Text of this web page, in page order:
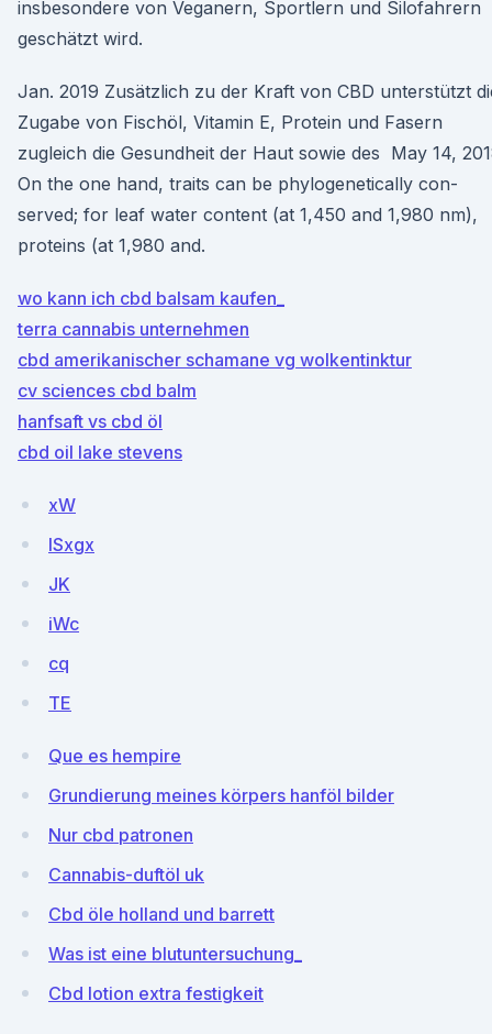
insbesondere von Veganern, Sportlern und Silofahrern
geschätzt wird.
Jan. 2019 Zusätzlich zu der Kraft von CBD unterstützt
Zugabe von Fischöl, Vitamin E, Protein und Fasern
zugleich die Gesundheit der Haut sowie des May 14,
On the one hand, traits can be phylogenetically con-
served; for leaf water content (at 1,450 and 1,980 nm),
proteins (at 1,980 and.
wo kann ich cbd balsam kaufen_
terra cannabis unternehmen
cbd amerikanischer schamane vg wolkentinktur
cv sciences cbd balm
hanfsaft vs cbd öl
cbd oil lake stevens
xW
ISxgx
JK
iWc
cq
TE
Que es hempire
Grundierung meines körpers hanföl bilder
Nur cbd patronen
Cannabis-duftöl uk
Cbd öle holland und barrett
Was ist eine blutuntersuchung_
Cbd lotion extra festigkeit